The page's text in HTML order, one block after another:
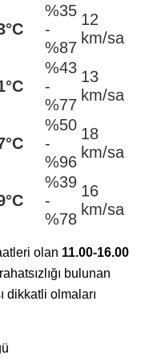
%35
-
%87
12
km/sa
%43
-
%77
13
km/sa
%50
-
%96
18
km/sa
%39
-
%78
16
km/sa
olan 11.00-16.00
bulunan
dikkatli olmaları